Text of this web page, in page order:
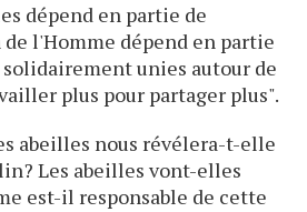
dépend en partie de
l'Homme dépend en partie
unies autour de
plus pour partager plus".
abeilles nous révélera-t-elle
Les abeilles vont-elles
est-il responsable de cette